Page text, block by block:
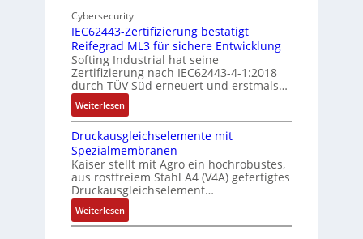
g
e
d
u
t
r
i
e
-
P
C
l
ä
s
s
b
i
f
u
n
k
m
o
d
u
l
e
b
Cybersecurity
IEC62443-Zertifizierung bestätigt
Reifegrad ML3 für sichere Entwicklung
Softing Industrial hat seine
Zertifizierung nach IEC62443-4-1:2018
durch TÜV Süd erneuert und erstmals…
Weiterlesen:
I
E
C
6
2
4
4
3
Druckausgleichselemente mit
Spezialmembranen
Kaiser stellt mit Agro ein hochrobustes,
aus rostfreiem Stahl A4 (V4A) gefertigtes
Druckausgleichselement…
Weiterlesen:
D